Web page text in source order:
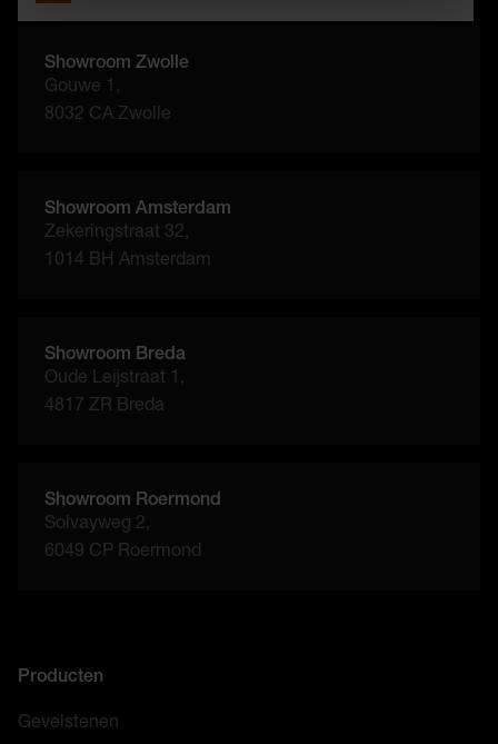
Showroom Zwolle
Gouwe 1,
8032 CA Zwolle
Showroom Amsterdam
Zekeringstraat 32,
1014 BH Amsterdam
Showroom Breda
Oude Leijstraat 1,
4817 ZR Breda
Showroom Roermond
Solvayweg 2,
6049 CP Roermond
Producten
Gevelstenen